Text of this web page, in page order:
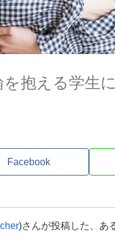
を抱える学生
Facebook
)さんが投稿した、あ